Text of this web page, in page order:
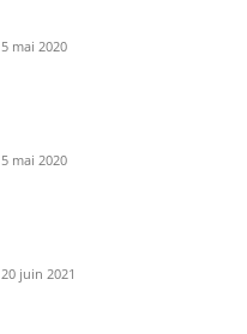
5 mai 2020
5 mai 2020
20 juin 2021